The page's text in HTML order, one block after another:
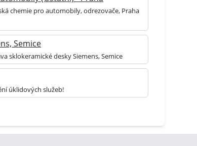
chemie pro automobily, odrezovače, Praha
Semice
sklokeramické desky Siemens, Semice
úklidových služeb!